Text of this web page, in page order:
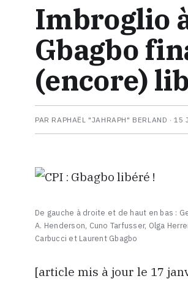
Imbroglio
Gbagbo
(encore)
PAR RAPHAËL "JAHRAPH" BERLAND ·15
De gauche à droite et de haut en bas :
A. Henderson, Cuno Tarfusser, Olga
Carbucci et Laurent Gbagbo
[article mis à jour le 17